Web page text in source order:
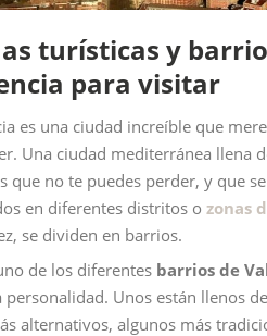
turísticas y
para visitar
es una ciudad increíble que
Una ciudad mediterránea llena
que no te puedes perder, y que
en diferentes distritos ozonas
se dividen en barrios.
de los diferentes barrios de
personalidad. Unos están llenos
alternativos, algunos más